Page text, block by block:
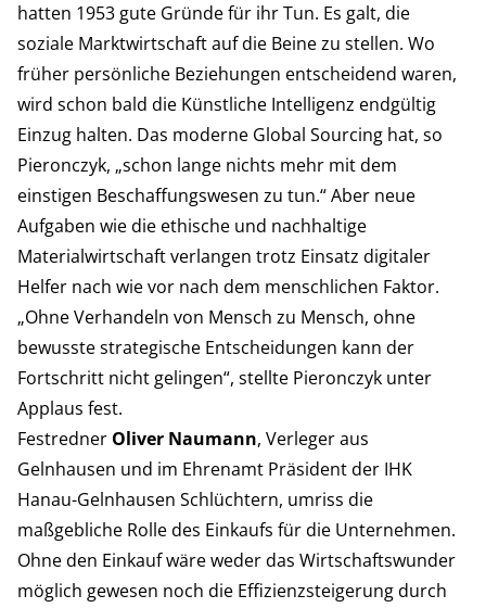
hatten 1953 gute Gründe für ihr Tun. Es galt, die
soziale Marktwirtschaft auf die Beine zu stellen. Wo
früher persönliche Beziehungen entscheidend waren,
wird schon bald die Künstliche Intelligenz endgültig
Einzug halten. Das moderne Global Sourcing hat, so
Pieronczyk, „schon lange nichts mehr mit dem
einstigen Beschaffungswesen zu tun.“ Aber neue
Aufgaben wie die ethische und nachhaltige
Materialwirtschaft verlangen trotz Einsatz digitaler
Helfer nach wie vor nach dem menschlichen Faktor.
„Ohne Verhandeln von Mensch zu Mensch, ohne
bewusste strategische Entscheidungen kann der
Fortschritt nicht gelingen“, stellte Pieronczyk unter
Applaus fest.
Festredner Oliver Naumann, Verleger aus
Gelnhausen und im Ehrenamt Präsident der IHK
Hanau-Gelnhausen Schlüchtern, umriss die
maßgebliche Rolle des Einkaufs für die Unternehmen.
Ohne den Einkauf wäre weder das Wirtschaftswunder
möglich gewesen noch die Effizienzsteigerung durch